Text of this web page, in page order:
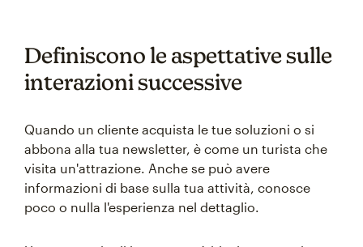
Definiscono le aspettative sulle
interazioni successive
Quando un cliente acquista le tue soluzioni o si
abbona alla tua newsletter, è come un turista che
visita un'attrazione. Anche se può avere
informazioni di base sulla tua attività, conosce
poco o nulla l'esperienza nel dettaglio.